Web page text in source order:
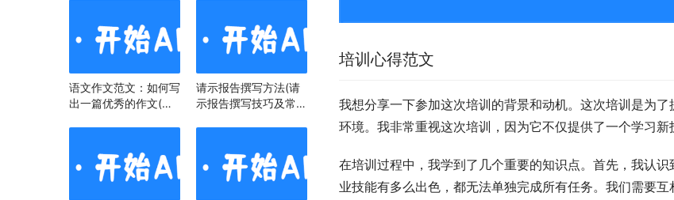
培训心得范文
我想分享一下参加这次培训的背景和动机。这次培训是为
环境。我非常重视这次培训，因为它不仅提供了一个学习新
在培训过程中，我学到了几个重要的知识点。首先，我认
业技能有多么出色，都无法单独完成所有任务。我们需要
语文作文范文：如何写
出一篇优秀的作文(语
请示报告撰写方法(请
示报告撰写技巧及常见